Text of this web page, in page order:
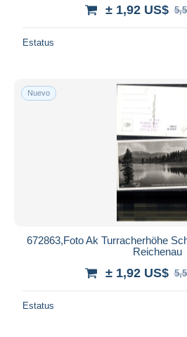
± 1,92 US$
Estatus
Nuevo
672863,Foto Ak Turracherhöhe
Reichenau
± 1,92 US$
Estatus